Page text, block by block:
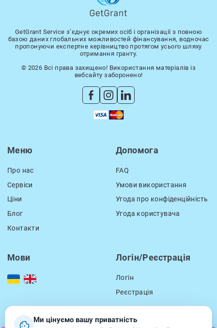
GetGrant Service з’єднує окремих осіб і організації з повною
базою даних глобальних можливостей фінансування, водночас
пропонуючи експертне керівництво протягом усього шляху
отримання гранту.
© 2026 Всі права захищено! Використання матеріалів із
вебсайту заборонено!
Меню
Про нас
Сервіси
Ціни
Блог
Контакти
Допомога
FAQ
Умови використання
Угода про конфіденційність
Угода користувача
Мови Логін/Реєстрація
Логін
Реєстрація
КонтактиМи цінуємо вашу приватність